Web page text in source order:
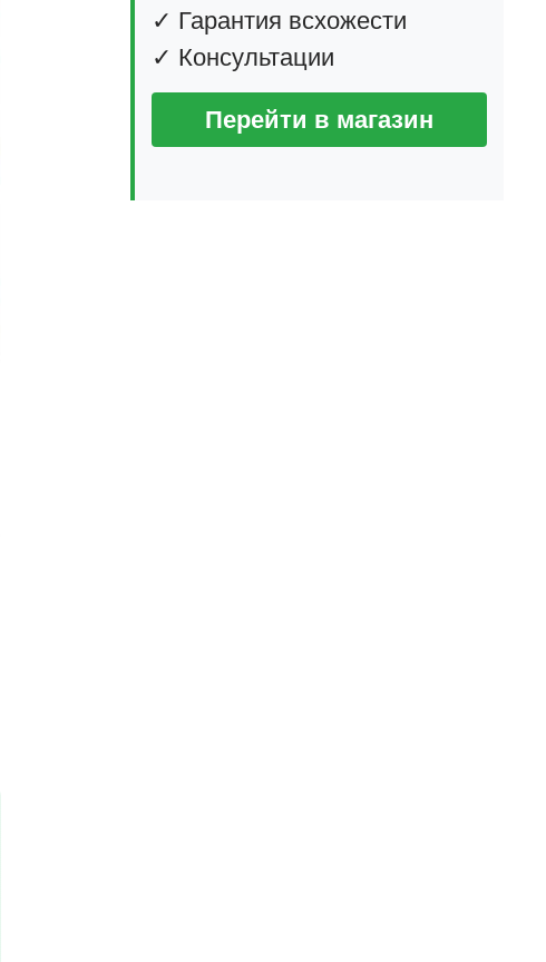
✓ Гарантия всхожести
✓ Консультации
Перейти в магазин